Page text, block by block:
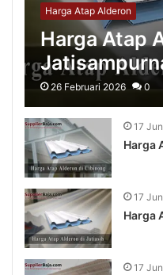
Harga Atap Alderon
Harga Atap
26 Februari 2026 0
17
Harga
17
Harga
17